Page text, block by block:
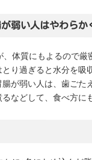
弱い人はやわらか
体質にもよるので厳
り過ぎると水分を
が弱い人は、歯ごた
などして、食べ方に